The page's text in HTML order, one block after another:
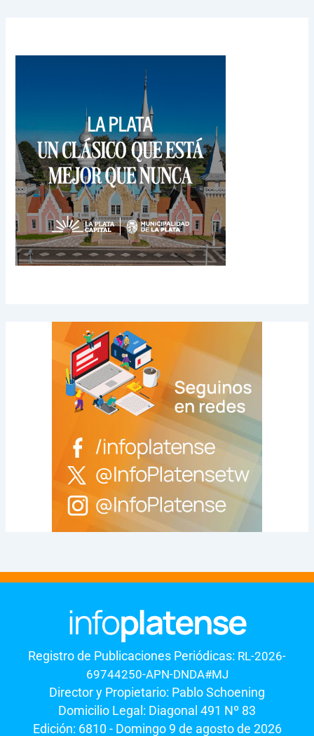
Registro de Publicaciones Periódicas: RL-2026-
69744250-APN-DNDA#MJ
Director y Propietario: Pablo Schoening
Domicilio Legal: Diagonal 491 Nº 83
Edición: 6810 - Domingo 9 de agosto de 2026